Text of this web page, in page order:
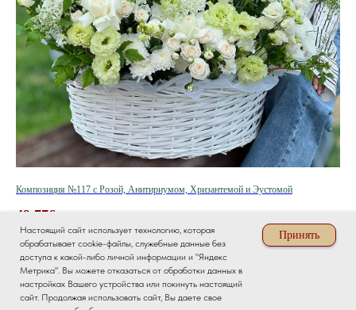
Композиция №117 с Розой, Анитириумом, Хризантемой и Эустомой
49 776
КУПИТЬ
Настоящий сайт использует технологию, которая
обрабатывает cookie-файлы, служебные данные без
доступа к какой-либо личной информации и "Яндекс
Метрика". Вы можете отказаться от обработки данных в
настройках Вашего устройства или покинуть настоящий
сайт. Продолжая использовать сайт, Вы даете свое
Принять